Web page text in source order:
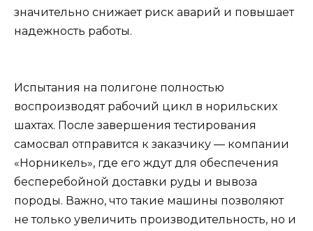
значительно снижает риск аварий и повышает
надежность работы.
Испытания на полигоне полностью
воспроизводят рабочий цикл в норильских
шахтах. После завершения тестирования
самосвал отправится к заказчику — компании
«Норникель», где его ждут для обеспечения
бесперебойной доставки руды и вывоза
породы. Важно, что такие машины позволяют
не только увеличить производительность, но и